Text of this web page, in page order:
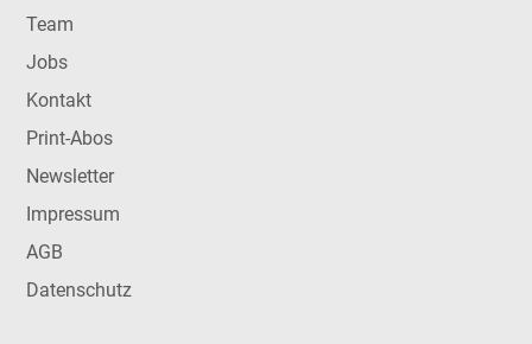
Team
Jobs
Kontakt
Print-Abos
Newsletter
Impressum
AGB
Datenschutz